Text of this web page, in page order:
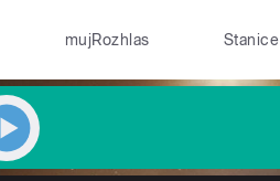
mujRozhlas Stanice